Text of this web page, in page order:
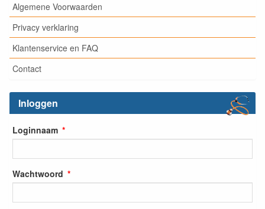
Algemene Voorwaarden
Privacy verklaring
Klantenservice en FAQ
Contact
Inloggen
Loginnaam
Wachtwoord